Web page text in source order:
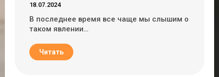
18.07.2024
В последнее время все чаще мы слышим о
таком явлении…
Читать